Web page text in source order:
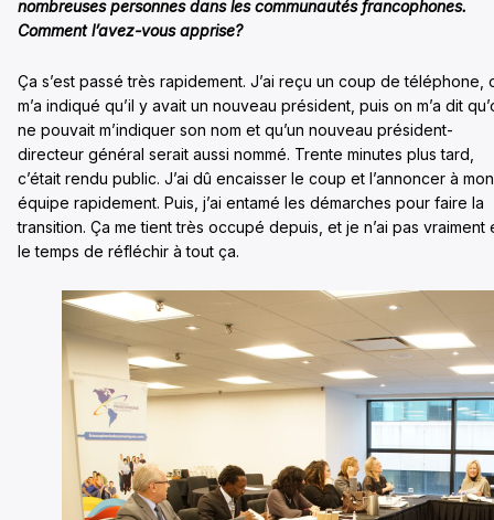
nombreuses personnes dans les communautés francophones.
Comment l’avez-vous apprise?
Ça s’est passé très rapidement. J’ai reçu un coup de téléphone,
m’a indiqué qu’il y avait un nouveau président, puis on m’a dit
ne pouvait m’indiquer son nom et qu’un nouveau président-
directeur général serait aussi nommé. Trente minutes plus tard,
c’était rendu public. J’ai dû encaisser le coup et l’annoncer à mon
équipe rapidement. Puis, j’ai entamé les démarches pour faire la
transition. Ça me tient très occupé depuis, et je n’ai pas vraiment
le temps de réfléchir à tout ça.